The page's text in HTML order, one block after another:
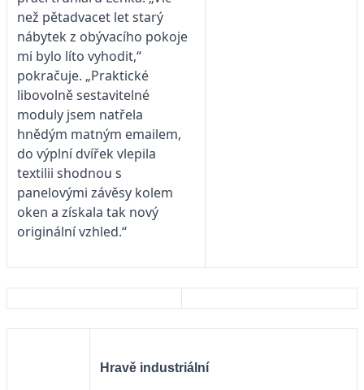
než pětadvacet let starý
nábytek z obývacího pokoje
mi bylo líto vyhodit,“
pokračuje. „Praktické
libovolně sestavitelné
moduly jsem natřela
hnědým matným emailem,
do výplní dvířek vlepila
textilii shodnou s
panelovými závěsy kolem
oken a získala tak nový
originální vzhled.“
Hravě industriální